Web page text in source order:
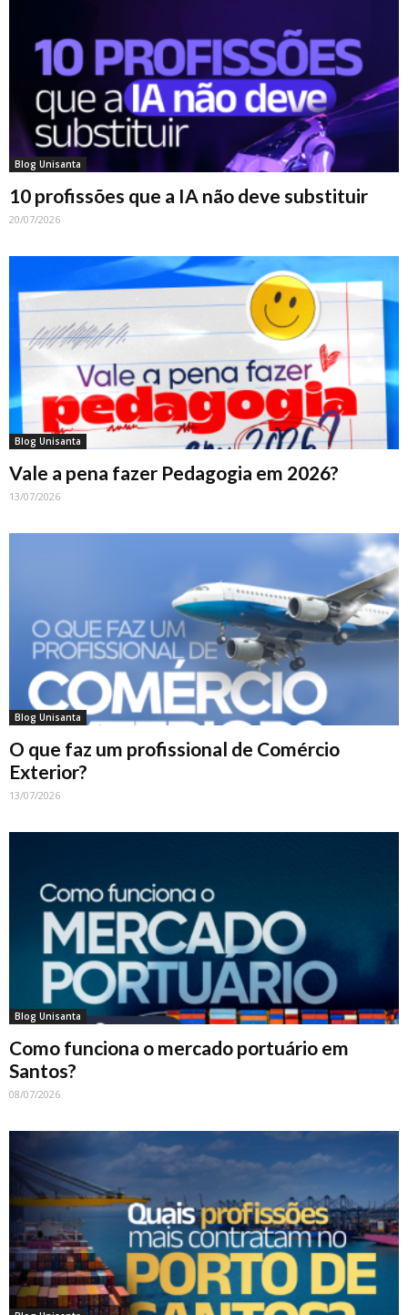
Blog Unisanta
10 profissões que a IA não deve substituir
20/07/2026
Blog Unisanta
Vale a pena fazer Pedagogia em 2026?
13/07/2026
Blog Unisanta
O que faz um profissional de Comércio
Exterior?
13/07/2026
Blog Unisanta
Como funciona o mercado portuário em
Santos?
08/07/2026